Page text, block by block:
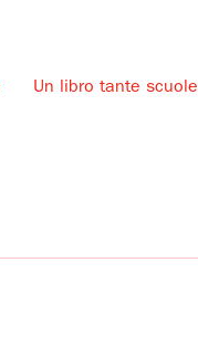
Un libro tante scuole